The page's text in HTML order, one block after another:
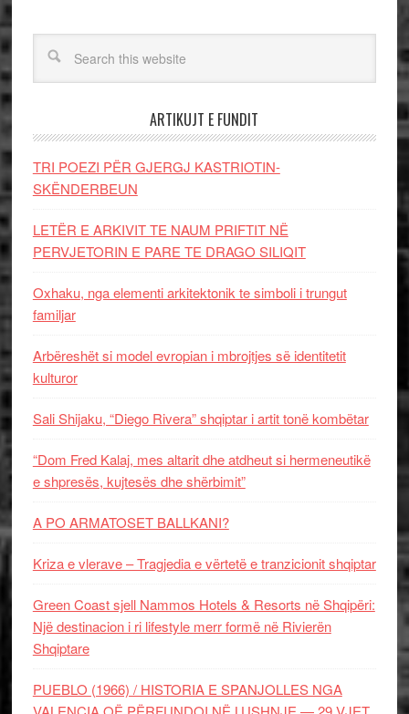
ARTIKUJT E FUNDIT
TRI POEZI PËR GJERGJ KASTRIOTIN-
SKËNDERBEUN
LETËR E ARKIVIT TE NAUM PRIFTIT NË
PERVJETORIN E PARE TE DRAGO SILIQIT
Oxhaku, nga elementi arkitektonik te simboli i trungut
familjar
Arbëreshët si model evropian i mbrojtjes së identitetit
kulturor
Sali Shijaku, “Diego Rivera” shqiptar i artit tonë kombëtar
“Dom Fred Kalaj, mes altarit dhe atdheut si hermeneutikë
e shpresës, kujtesës dhe shërbimit”
A PO ARMATOSET BALLKANI?
Kriza e vlerave – Tragjedia e vërtetë e tranzicionit shqiptar
Green Coast sjell Nammos Hotels & Resorts në Shqipëri:
Një destinacion i ri lifestyle merr formë në Rivierën
Shqiptare
PUEBLO (1966) / HISTORIA E SPANJOLLES NGA